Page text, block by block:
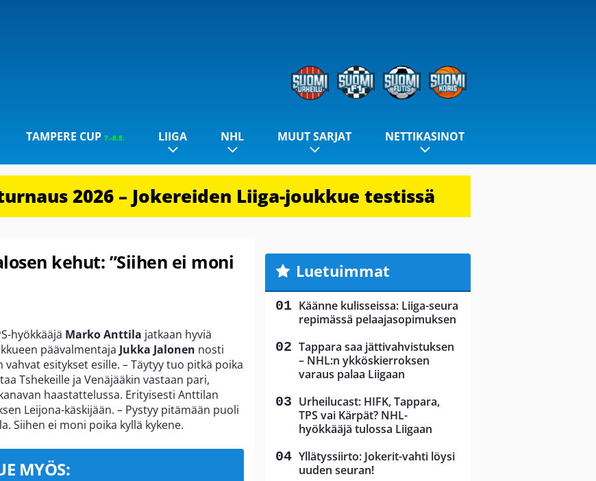
TAMPERE CUP 7.-8.8. LIIGA NHL MUUT SARJAT NETTIKASINOT
2026 – Jokereiden Liiga-joukkue testissä
kehut: ”Siihen ei moni
hyökkääjä Marko Anttila jatkaan hyviä
päävalmentaja Jukka Jalonen nosti
esitykset esille. – Täytyy tuo pitkä poika
Tshekeille ja Venäjääkin vastaan pari,
haastattelussa. Erityisesti Anttilan
Leijona-käskijään. – Pystyy pitämään puoli
Siihen ei moni poika kyllä kykene.
MYÖS:
Luetuimmat
Käänne kulisseissa: Liiga-seura
repimässä pelaajasopimuksen
Tappara saa jättivahvistuksen
– NHL:n ykköskierroksen
varaus palaa Liigaan
Urheilucast: HIFK, Tappara,
TPS vai Kärpät? NHL-
hyökkääjä tulossa Liigaan
Yllätyssiirto: Jokerit-vahti löysi
uuden seuran!